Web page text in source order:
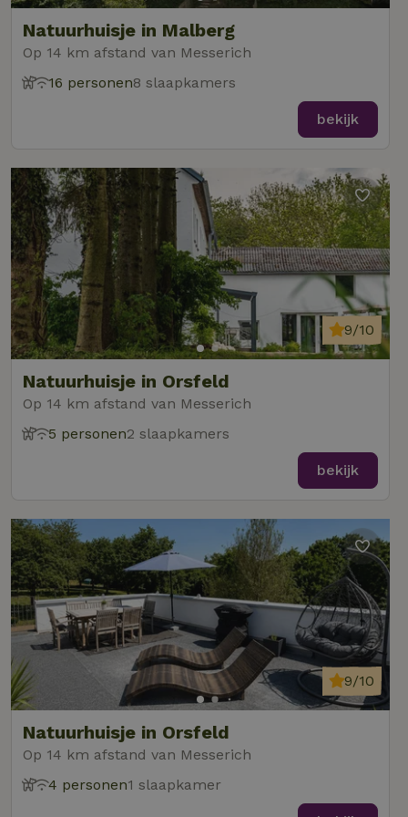
Natuurhuisje in Malberg
Op 14 km afstand van Messerich
16 personen8 slaapkamers
bekijk
Natuurhuisje in Orsfeld
Op 14 km afstand van Messerich
9/10
5 personen2 slaapkamers
bekijk
Natuurhuisje in Orsfeld
Op 14 km afstand van Messerich
9/10
4 personen1 slaapkamer